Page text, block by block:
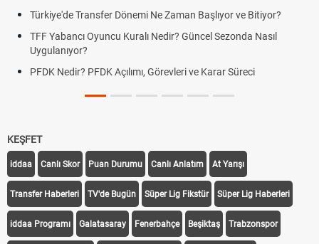
Türkiye'de Transfer Dönemi Ne Zaman Başlıyor ve Bitiyor?
TFF Yabancı Oyuncu Kuralı Nedir? Güncel Sezonda Nasıl
Uygulanıyor?
PFDK Nedir? PFDK Açılımı, Görevleri ve Karar Süreci
KEŞFET
iddaa Canlı Skor Puan Durumu Canlı Anlatım At Yarışı
Transfer Haberleri TV'de Bugün Süper Lig Fikstür Süper Lig Haberleri
iddaa Programı Galatasaray Fenerbahçe Beşiktaş Trabzonspor